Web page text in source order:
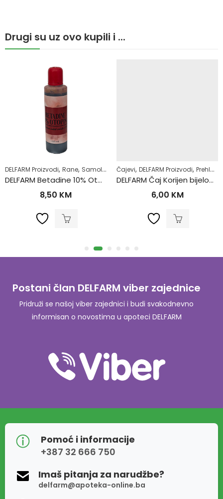
Drugi su uz ovo kupili i ...
,Zdrav život
DELFARM Proizvodi, Rane, Samoliječenje ,Zdrav život
DELFARM Betadine 10% Otopina 100ml
8,50 KM
Čajevi, DELFARM Proizvodi, Prehlada i gripa
DELFARM Čaj Korijen bijelog sljeza 50g
6,00 KM
Postani član DELFARM viber zajednice
Pridruži se našoj viber zajednici i budi svakodnevno
informisan o novostima u apoteci DELFARM
Pomoć i informacije
+387 32 666 750
Imaš pitanja za narudžbe?
delfarm@apoteka-online.ba